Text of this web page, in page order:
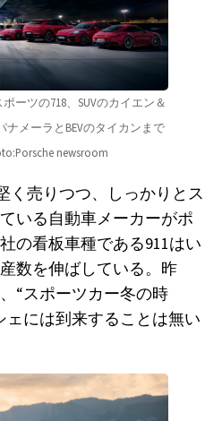
ーツの718、SUVのカイエン＆
メーラとBEVのタイカンまで
newsroom
く売りつつ、しっかりとス
いる自動車メーカーがポ
の看板車種である911はい
数を伸ばしている。昨
“スポーツカー冬の時
には到来することは無い